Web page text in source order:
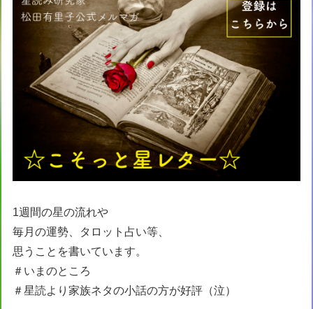
1週間の星の流れや
毎月の運勢、タロット占い等、
思うことを書いています。
＃いまのところ
＃星読より家族ネタの小話の方が好評（泣）